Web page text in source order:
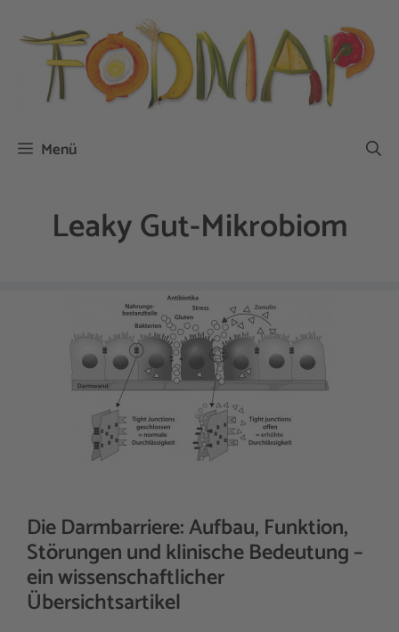
Inhalt
springen
Menü
Leaky Gut-Mikrobiom
Die Darmbarriere: Aufbau, Funktion,
Störungen und klinische Bedeutung –
ein wissenschaftlicher
Übersichtsartikel